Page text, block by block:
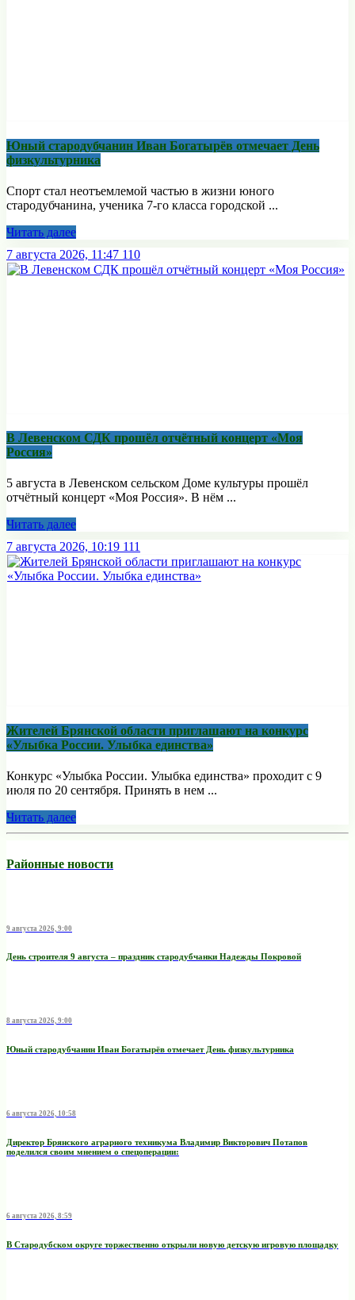
Юный стародубчанин Иван Богатырёв отмечает День
физкультурника
Спорт стал неотъемлемой частью в жизни юного
стародубчанина, ученика 7-го класса городской ...
Читать далее
7 августа 2026, 11:47 110
В Левенском СДК прошёл отчётный концерт «Моя
Россия»
5 августа в Левенском сельском Доме культуры прошёл
отчётный концерт «Моя Россия». В нём ...
Читать далее
7 августа 2026, 10:19 111
Жителей Брянской области приглашают на конкурс
«Улыбка России. Улыбка единства»
Конкурс «Улыбка России. Улыбка единства» проходит с 9
июля по 20 сентября. Принять в нем ...
Читать далее
Районные новости
9 августа 2026, 9:00
День строителя 9 августа – праздник стародубчанки Надежды Покровой
8 августа 2026, 9:00
Юный стародубчанин Иван Богатырёв отмечает День физкультурника
6 августа 2026, 10:58
Директор Брянского аграрного техникума Владимир Викторович Потапов
поделился своим мнением о спецоперации:
6 августа 2026, 8:59
В Стародубском округе торжественно открыли новую детскую игровую площадку